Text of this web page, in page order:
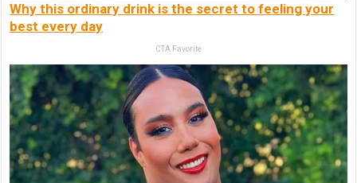
Why this ordinary drink is the secret to feeling your
best every day
CTA Favorite